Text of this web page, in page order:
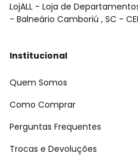
LojALL - Loja de
- Balneário Camboriú , SC -
Institucional
Quem Somos
Como Comprar
Perguntas Frequentes
Trocas e Devoluções